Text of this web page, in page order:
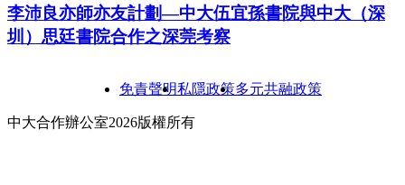
李沛良亦師亦友計劃—中大伍宜孫書院與中大（深
圳）思廷書院合作之深莞考察
免責聲明私隱政策多元共融政策
中大合作辦公室2026版權所有